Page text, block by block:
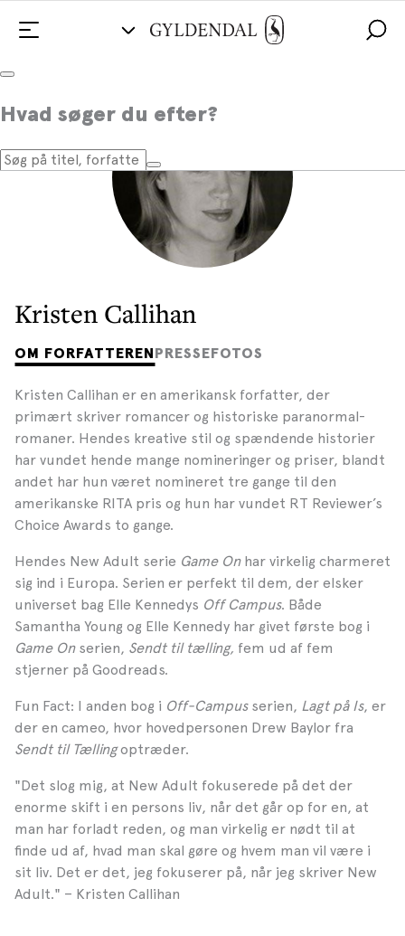
Hvad søger du efter?
Kristen Callihan
OM FORFATTERENPRESSEFOTOS
Kristen Callihan er en amerikansk forfatter, der
primært skriver romancer og historiske paranormal-
romaner. Hendes kreative stil og spændende historier
har vundet hende mange nomineringer og priser, blandt
andet har hun været nomineret tre gange til den
amerikanske RITA pris og hun har vundet RT Reviewer’s
Choice Awards to gange.
Hendes New Adult serie Game Onhar virkelig charmeret
sig ind i Europa. Serien er perfekt til dem, der elsker
universet bag Elle Kennedys Off Campus. Både
Samantha Young og Elle Kennedy har givet første bog i
Game Onserien, Sendt til tælling, fem ud af fem
stjerner på Goodreads.
Fun Fact: I anden bog i Off-Campusserien, Lagt på Is, er
der en cameo, hvor hovedpersonen Drew Baylor fra
Sendt til Tællingoptræder.
"Det slog mig, at New Adult fokuserede på det der
enorme skift i en persons liv, når det går op for en, at
man har forladt reden, og man virkelig er nødt til at
finde ud af, hvad man skal gøre og hvem man vil være i
sit liv. Det er det, jeg fokuserer på, når jeg skriver New
Adult." – Kristen Callihan